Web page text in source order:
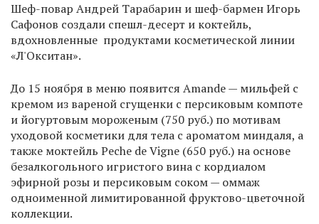
Шеф-повар Андрей Тарабарин и шеф-бармен Игорь
Сафонов создали спешл-десерт и коктейль,
вдохновленные продуктами косметической линии
«Л'Окситан».
До 15 ноября в меню появится Amande — мильфей с
кремом из вареной сгущенки с персиковым компоте
и йогуртовым мороженым (750 руб.) по мотивам
уходовой косметики для тела с ароматом миндаля, а
также моктейль Peche de Vigne (650 руб.) на основе
безалкогольного игристого вина с кордиалом
эфирной розы и персиковым соком — оммаж
одноименной лимитированной фруктово-цветочной
коллекции.